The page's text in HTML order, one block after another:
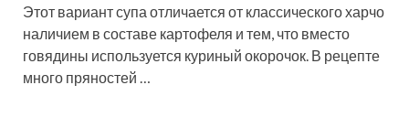
Этот вариант супа отличается от классического харчо
наличием в составе картофеля и тем, что вместо
говядины используется куриный окорочок. В рецепте
много пряностей …